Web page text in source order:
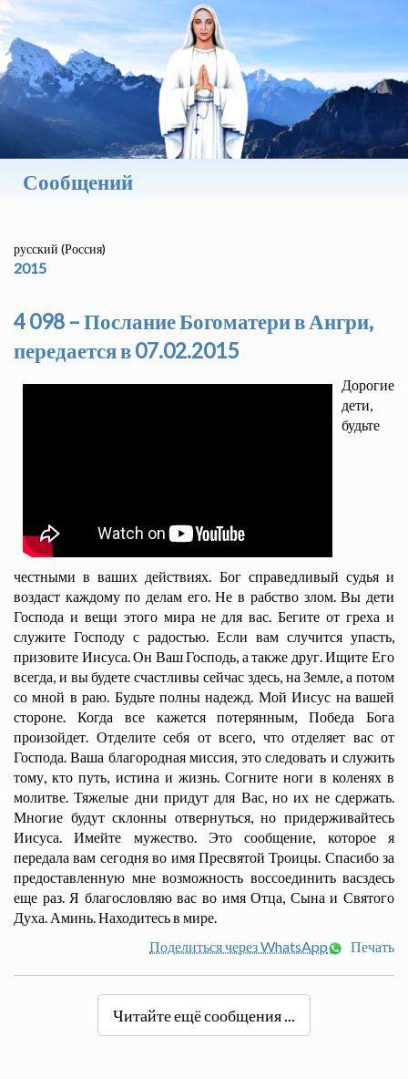
Сообщений
русский (Россия)
2015
4 098 – Послание Богоматери в Ангри,
передается в 07.02.2015
Дорогие
дети,
будьте
честными в ваших действиях. Бог справедливый судья и
воздаст каждому по делам его. Не в рабство злом. Вы дети
Господа и вещи этого мира не для вас. Бегите от греха и
служите Господу с радостью. Если вам случится упасть,
призовите Иисуса. Он Ваш Господь, а также друг. Ищите Его
всегда, и вы будете счастливы сейчас здесь, на Земле, а потом
со мной в раю. Будьте полны надежд. Мой Иисус на вашей
стороне. Когда все кажется потерянным, Победа Бога
произойдет. Отделите себя от всего, что отделяет вас от
Господа. Ваша благородная миссия, это следовать и служить
тому, кто путь, истина и жизнь. Согните ноги в коленях в
молитве. Тяжелые дни придут для Вас, но их не сдержать.
Многие будут склонны отвернуться, но придерживайтесь
Иисуса. Имейте мужество. Это сообщение, которое я
передала вам сегодня во имя Пресвятой Троицы. Спасибо за
предоставленную мне возможность воссоединить васздесь
еще раз. Я благословляю вас во имя Отца, Сына и Святого
Духа. Аминь. Находитесь в мире.
Поделиться через WhatsApp
Печать
Читайте ещё сообщения ...